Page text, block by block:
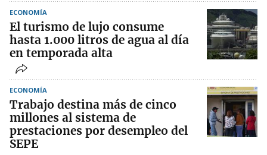
ECONOMÍA
El turismo de lujo consume
hasta 1.000 litros de agua al día
en temporada alta
ECONOMÍA
Trabajo destina más de cinco
millones al sistema de
prestaciones por desempleo del
SEPE